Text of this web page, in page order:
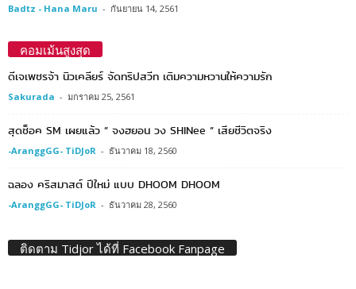
Badtz - Hana Maru - กันยายน 14, 2561
คอมเม้นสูงสุด
ดีเจเพชรจ้า นิวเคลียร์ จัดทริปสวีท เติมความหวานให้ความรัก
Sakurada - มกราคม 25, 2561
สุดช็อค SM เผยแล้ว ” จงฮยอน วง SHINee ” เสียชีวิตจริง
-AranggGG- TiDJoR - ธันวาคม 18, 2560
ฉลอง คริสมาสต์ ปีใหม่ แบบ DHOOM DHOOM
-AranggGG- TiDJoR - ธันวาคม 28, 2560
ติดตาม Tidjor ได้ที่ Facebook Fanpage